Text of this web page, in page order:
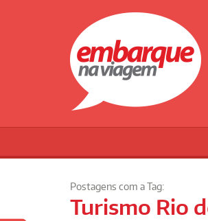
Postagens com a Tag:
Turismo Rio